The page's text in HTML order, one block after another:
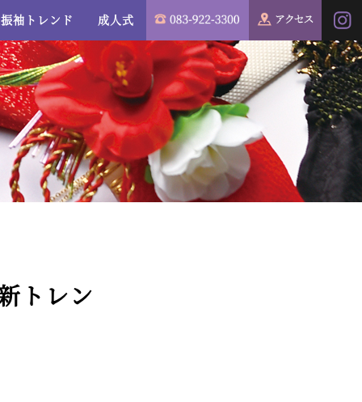
振袖トレンド 成人式
トレン